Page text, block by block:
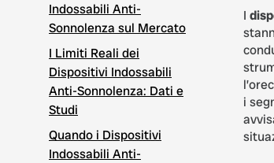
Indossabili Anti-
Sonnolenza sul Mercato
I Limiti Reali dei
Dispositivi Indossabili
Anti-Sonnolenza: Dati e
Studi
Quando i Dispositivi
Indossabili Anti-
I
i